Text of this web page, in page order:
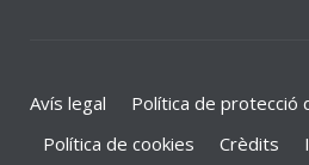
Avís legal
Política de protecció
Política de cookies
Crèdits